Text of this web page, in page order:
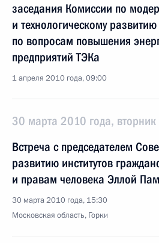
заседания Комиссии по
и технологическому
по вопросам повышения
предприятий ТЭКа
1 апреля 2010 года, 09:00
30 марта 2010 года, вторник
Встреча с председателем
развитию институтов
и правам человека Эллой
30 марта 2010 года, 15:30
Московская область, Горки